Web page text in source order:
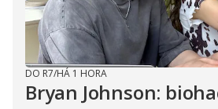
o
DO R7/HÁ 1 HORA
Bryan Johnson: